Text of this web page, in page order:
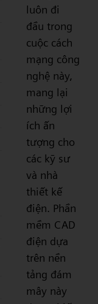
luôn đi
đầu trong
cuộc cách
mạng công
nghệ này,
mang lại
những lợi
ích ấn
tượng cho
các kỹ sư
và nhà
thiết kế
điện. Phần
mềm CAD
điện dựa
trên nền
tảng đám
mây này